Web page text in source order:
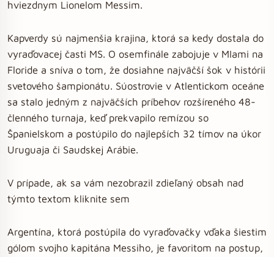
hviezdnym Lionelom Messim.
Kapverdy sú najmenšia krajina, ktorá sa kedy dostala do
vyraďovacej časti MS. O osemfinále zabojuje v MIami na
Floride a sníva o tom, že dosiahne najväčší šok v histórii
svetového šampionátu. Súostrovie v Atlentickom oceáne
sa stalo jedným z najväčších príbehov rozšíreného 48-
členného turnaja, keď prekvapilo remízou so
Španielskom a postúpilo do najlepších 32 tímov na úkor
Uruguaja či Saudskej Arábie.
V prípade, ak sa vám nezobrazil zdieľaný obsah nad
týmto textom kliknite sem
Argentína, ktorá postúpila do vyraďovačky vďaka šiestim
gólom svojho kapitána Messiho, je favoritom na postup,